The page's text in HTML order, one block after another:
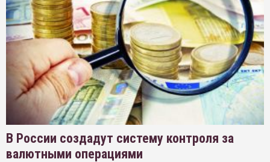
В России создадут систему контроля за
валютными операциями